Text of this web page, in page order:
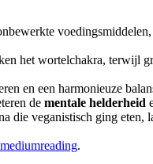
het wortelchakra, terwijl
en een harmonieuze
de mentale helderheid
die veganistisch ging eten,
.